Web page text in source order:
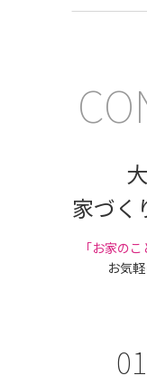
家づく
｢お家の
お気